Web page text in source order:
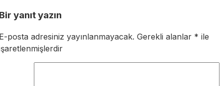
yanıt yazın
posta adresiniz yayınlanmayacak. Gerekli alanlar * ile